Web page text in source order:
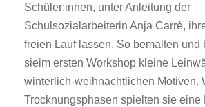
Schüler:innen, unter Anleitung der
Schulsozialarbeiterin Anja Carré,
freien Lauf lassen. So bemalten und
sieim ersten Workshop kleine
winterlich-weihnachtlichen Motiven.
Trocknungsphasen spielten sie eine